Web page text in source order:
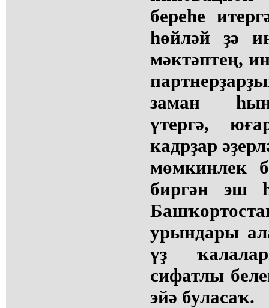
береһе
һөйләй ҙә
мәктәптең,
заман
үтергә,
кадрҙар
мөмкинлек
биргән эш
урындары
үҙ
сифатлы
эйә буласаҡ.